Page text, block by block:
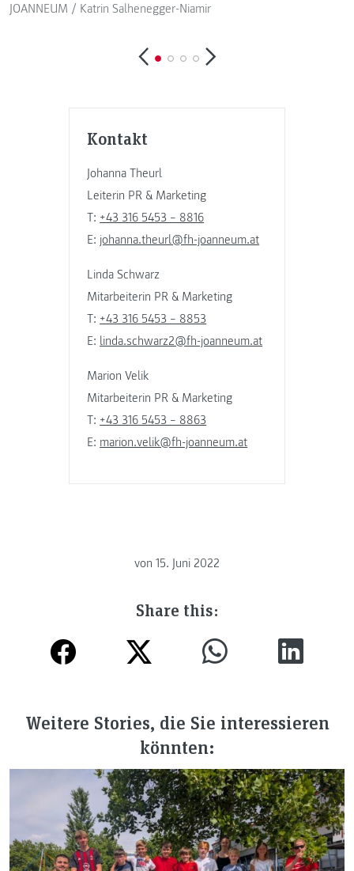
Kontakt
Johanna Theurl
Leiterin PR & Marketing
T: +43 316 5453 – 8816
E: johanna.theurl@fh-joanneum.at
Linda Schwarz
Mitarbeiterin PR & Marketing
T: +43 316 5453 – 8853
E: linda.schwarz2@fh-joanneum.at
Marion Velik
Mitarbeiterin PR & Marketing
T: +43 316 5453 – 8863
E: marion.velik@fh-joanneum.at
JOANNEUM / Katrin Salhenegger-Niamir
von 15. Juni 2022
Share this:
Weitere Stories, die Sie interessieren
könnten: